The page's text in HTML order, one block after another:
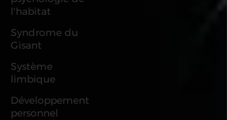
l'habitat
Syndrome du
Gisant
Système
limbique
Développement
personnel